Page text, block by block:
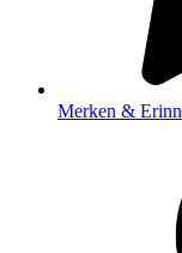
Merken &